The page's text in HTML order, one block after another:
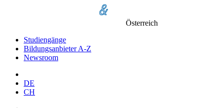
Österreich
Studiengänge
Bildungsanbieter A-Z
Newsroom
DE
CH